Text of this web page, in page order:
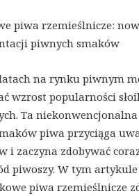
piwa rzemieślnicze:
piwnych smaków
na rynku piwnym
wzrost popularności
Ta
piwa przyciąga
i zaczyna zdobywać
piwoszy. W tym
piwa rzemieślnicze